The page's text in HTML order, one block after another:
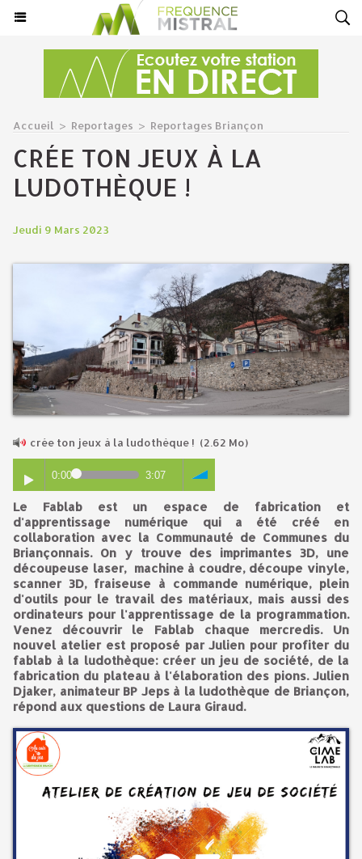
Accueil > Reportages > Reportages Briançon
CRÉE TON JEUX À LA
LUDOTHÈQUE !
Jeudi 9 Mars 2023
crée ton jeux à la ludothèque ! (2.62 Mo)
0:00 3:07
Le Fablab est un espace de fabrication et
d'apprentissage numérique qui a été créé en
collaboration avec la Communauté de Communes du
Briançonnais. On y trouve des imprimantes 3D, une
découpeuse laser, machine à coudre, découpe vinyle,
scanner 3D, fraiseuse à commande numérique, plein
d'outils pour le travail des matériaux, mais aussi des
ordinateurs pour l'apprentissage de la programmation.
Venez découvrir le Fablab chaque mercredis. Un
nouvel atelier est proposé par Julien pour profiter du
fablab à la ludothèque: créer un jeu de société, de la
fabrication du plateau à l'élaboration des pions. Julien
Djaker, animateur BP Jeps à la ludothèque de Briançon,
répond aux questions de Laura Giraud.